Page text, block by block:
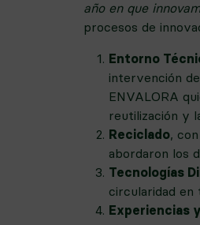
año en que
procesos de
Entorno
intervención de
ENVALORA
reutilización y
Reciclado,
abordaron los
Tecnologías
circularidad en
Experiencias